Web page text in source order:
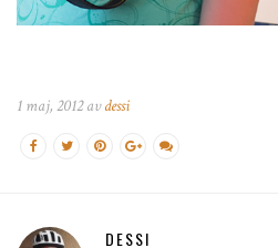
1 maj, 2012 avdessi
DESSI